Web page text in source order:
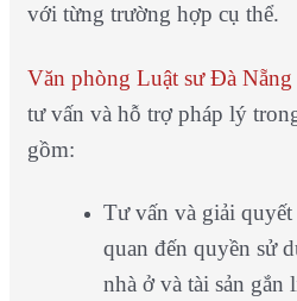
với từng trường hợp cụ thể.
Văn phòng Luật sư Đà Nẵng
tư vấn và hỗ trợ pháp lý
gồm:
Tư vấn và giải quyết
quan đến quyền sử
nhà ở và tài sản gắn